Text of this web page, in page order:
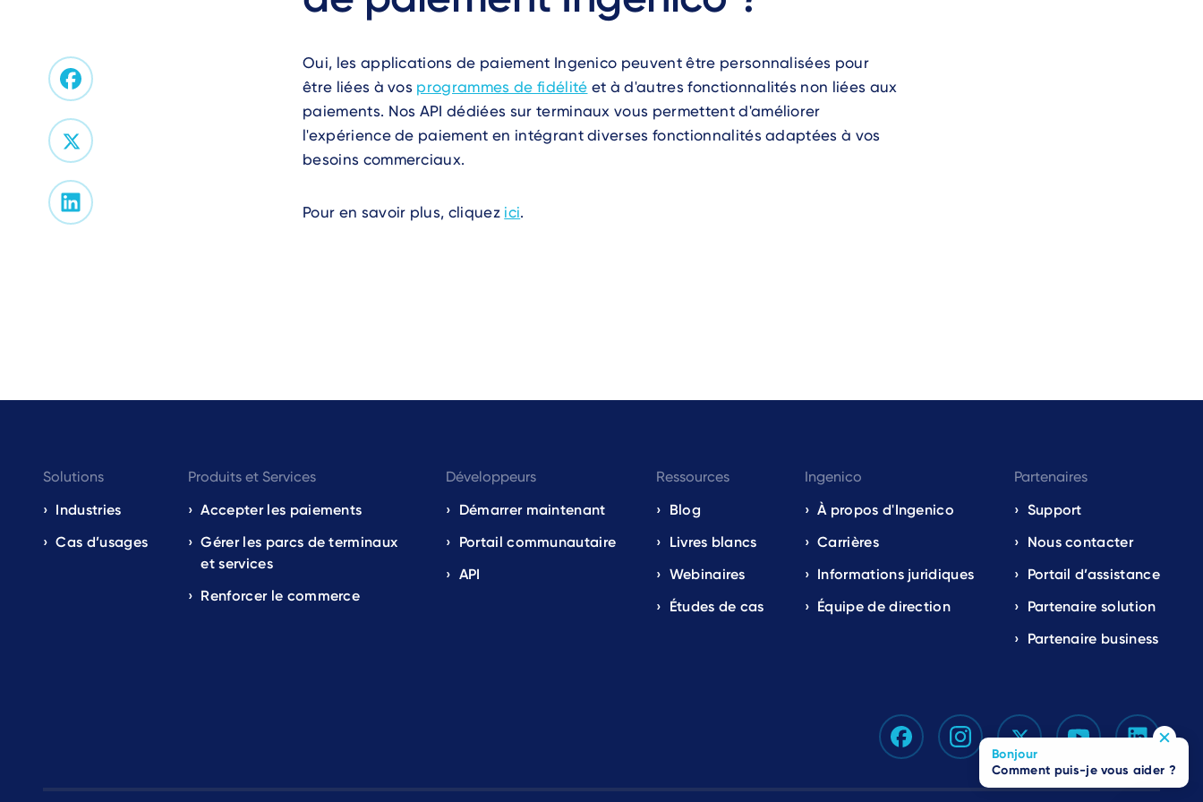
Oui, les applications de paiement Ingenico peuvent être personnalisées pour
être liées à vos programmes de fidélité et à d'autres fonctionnalités non liées aux
paiements. Nos API dédiées sur terminaux vous permettent d'améliorer
l'expérience de paiement en intégrant diverses fonctionnalités adaptées à vos
besoins commerciaux.
Pour en savoir plus, cliquez ici.
Footer
navigation
EN
Solutions
Industries
Cas d’usages
Produits et Services
Accepter les paiements
Gérer les parcs de terminaux
et services
Renforcer le commerce
Développeurs
Démarrer maintenant
Portail communautaire
API
Ressources
Blog
Livres blancs
Webinaires
Études de cas
Ingenico
À propos d'Ingenico
Carrières
Informations juridiques
Équipe de direction
Partenaires
Support
Nous contacter
Portail d’assistance
Partenaire solution
Partenaire business
Bonjour
Comment puis-je vous aider ?